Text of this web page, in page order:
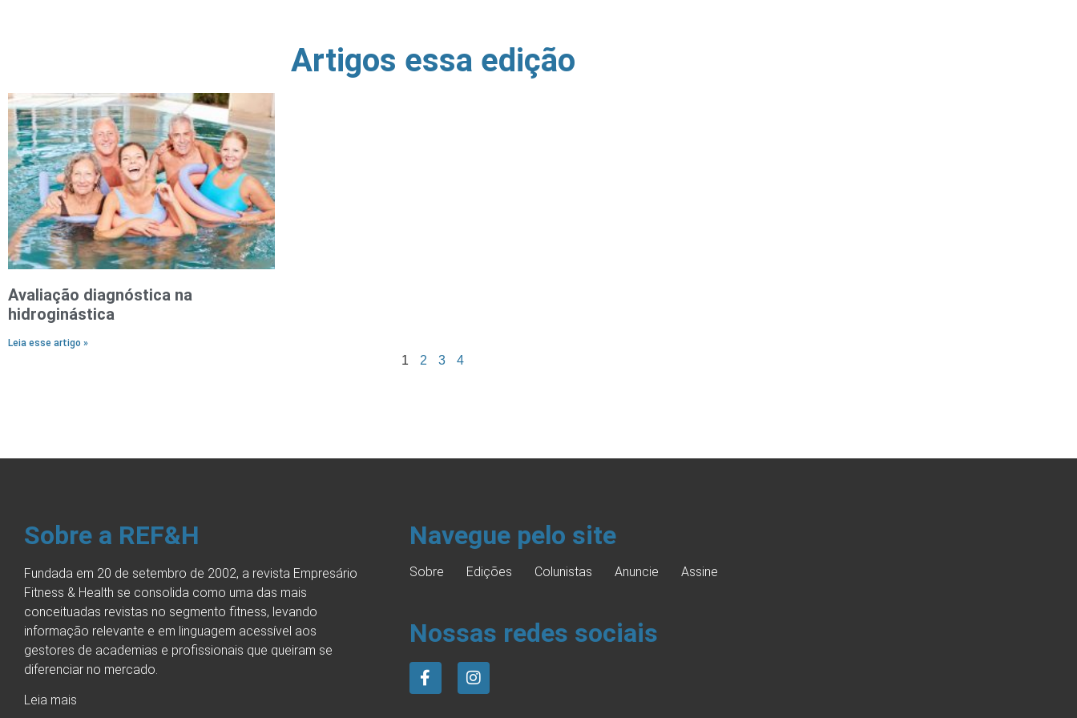
Artigos essa edição
Avaliação diagnóstica na
hidroginástica
Leia esse artigo »
1 2 3 4
Sobre a REF&H
Fundada em 20 de setembro de 2002, a revista Empresário
Fitness & Health se consolida como uma das mais
conceituadas revistas no segmento fitness, levando
informação relevante e em linguagem acessível aos
gestores de academias e profissionais que queiram se
diferenciar no mercado.
Leia mais
Navegue pelo site
Sobre Edições Colunistas Anuncie Assine
Nossas redes sociais